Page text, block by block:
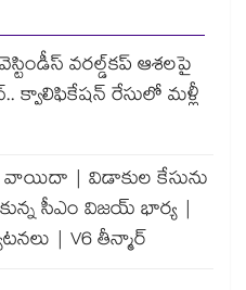
వరల్డ్‌కప్ ఆశలపై
క్వాలిఫికేషన్ రేసులో మళ్లీ
వాయిదా | విడాకుల కేసును
సీఎం విజయ్ భార్య |
| V6 తీన్మార్